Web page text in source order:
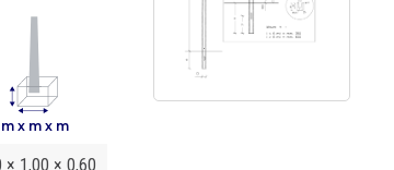
m x m x m
× 1,00 × 0,60